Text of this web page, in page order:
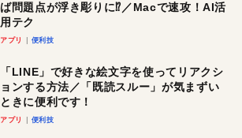
ば問題点が浮き彫りに⁉︎／Macで速攻！AI活
用テク
アプリ 便利技
「LINE」で好きな絵文字を使ってリアクシ
ョンする方法／「既読スルー」が気まずい
ときに便利です！
アプリ 便利技